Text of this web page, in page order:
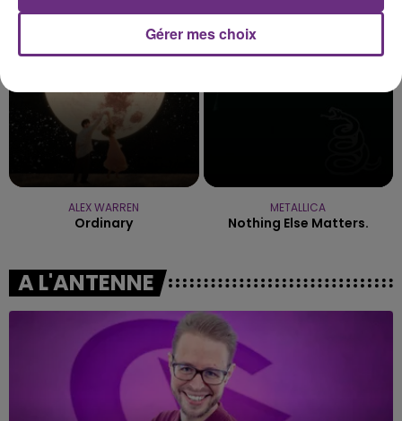
ALEX WARREN
Ordinary
METALLICA
Nothing Else Matters.
A L'ANTENNE
Gérer mes choix